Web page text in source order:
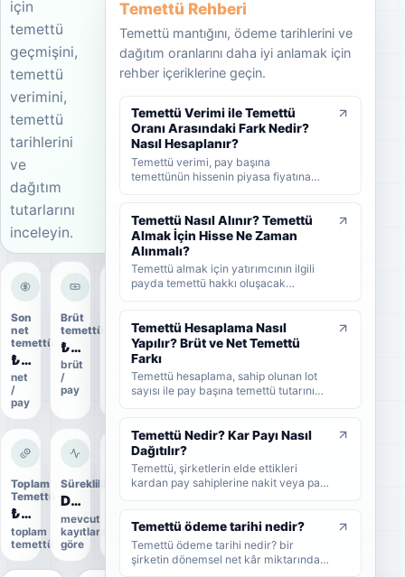
için
temettü
geçmişini,
temettü
verimini,
temettü
tarihlerini
ve
dağıtım
tutarlarını
inceleyin.
Son
net
temettü
₺0,75
net
/
pay
Brüt
temettü
₺0,83
brüt
/
pay
oranı
ödeme
oranı
Toplam
Temettü
₺300,0 Mn
toplam
temettü
Süreklilik
Düzensiz
mevcut
kayıtlara
göre
Uygulama
Kesin
Temettü Rehberi
Temettü mantığını, ödeme tarihlerini ve
dağıtım oranlarını daha iyi anlamak için
rehber içeriklerine geçin.
Temettü Verimi ile Temettü
Oranı Arasındaki Fark Nedir?
Nasıl Hesaplanır?
Temettü verimi, pay başına
temettünün hissenin piyasa fiyatına
dağıtıldığını gösterir. KAP'ta görülen
kâr payı oranı ise çoğunlukla 1 TL
nominal değere göre hesaplanan ayrı
bir yüzdedir. Bu rehberde temettü
verimi, dağıtım oranı ve KAP temettü
oranı arasındaki farkları formüller ve
Temettü Nasıl Alınır? Temettü
Almak İçin Hisse Ne Zaman
Alınmalı?
Temettü almak için yatırımcının ilgili
payda temettü hakkı oluşacak
alındığını, hak kullanım tarihi, kayıt
tarihi ve ödeme tarihi arasındaki farkı
ve yatırımcıların nelere dikkat etmesi
gerektiğini sade şekilde bulabilirsiniz.
Temettü Hesaplama Nasıl
Yapılır? Brüt ve Net Temettü
Farkı
Temettü hesaplama, sahip olunan lot
sayısı ile pay başına temettü tutarının
verimi ve örnek hesaplama adımlarını
sade şekilde bulabilirsiniz.
Temettü Nedir? Kar Payı Nasıl
Dağıtılır?
Temettü, şirketlerin elde ettikleri
kardan pay sahiplerine nakit veya pay
nasıl dağıtıldığını, brüt-net temettü
farkını, temettü tarihlerini ve
yatırımcıların dikkat etmesi
gerekenleri sade şekilde bulabilirsiniz.
Temettü ödeme tarihi nedir?
Temettü ödeme tarihi nedir? bir
şirketin dönemsel net kâr miktarından